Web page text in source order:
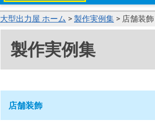
大型出力屋 ホーム > 製作実例集 > 店舗装飾
製作実例集
店舗装飾